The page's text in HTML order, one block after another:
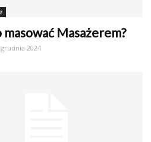
masować Masażerem?
grudnia 2024